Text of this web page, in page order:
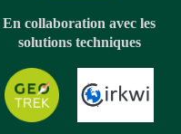
En collaboration avec les
solutions techniques